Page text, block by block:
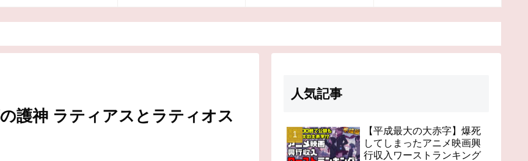
護神 ラティアスとラティオス
人気記事
【平成最大の大赤字】爆死
してしまったアニメ映画興
行収入ワーストランキング